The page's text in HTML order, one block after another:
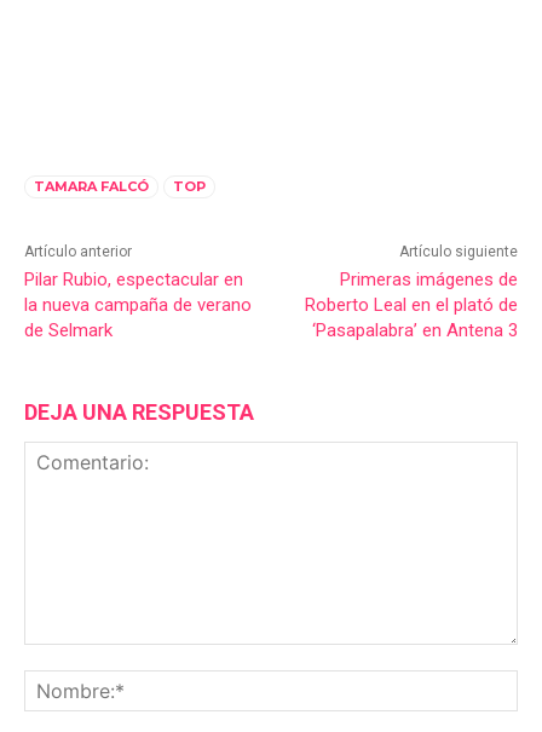
TAMARA FALCÓ TOP
Artículo anterior
Pilar Rubio, espectacular en
la nueva campaña de verano
de Selmark
Artículo siguiente
Primeras imágenes de
Roberto Leal en el plató de
‘Pasapalabra’ en Antena 3
DEJA UNA RESPUESTA